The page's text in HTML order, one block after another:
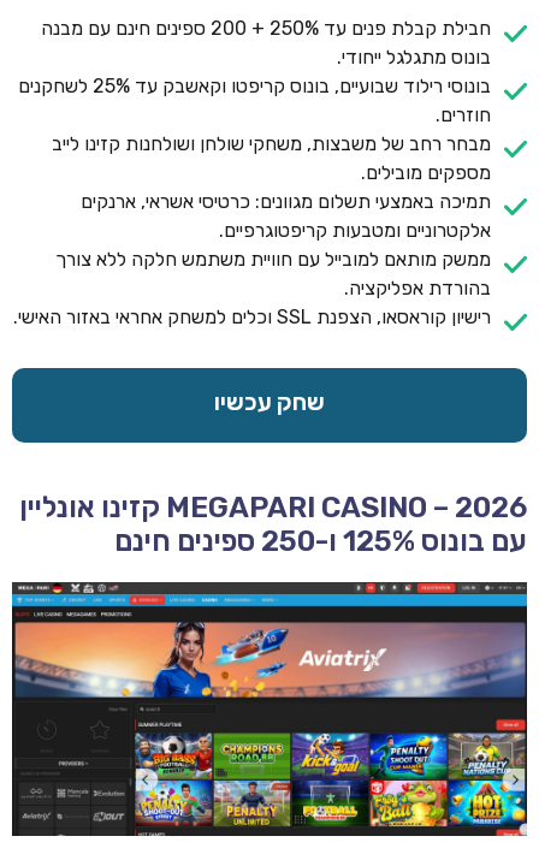
חבילת קבלת פנים עד 250% + 200 ספינים חינם עם מבנה
בונוס מתגלגל ייחודי.
בונוסי רילוד שבועיים, בונוס קריפטו וקאשבק עד 25% לשחקנים
חוזרים.
מבחר רחב של משבצות, משחקי שולחן ושולחנות קזינו לייב
מספקים מובילים.
תמיכה באמצעי תשלום מגוונים: כרטיסי אשראי, ארנקים
אלקטרוניים ומטבעות קריפטוגרפיים.
ממשק מותאם למובייל עם חוויית משתמש חלקה ללא צורך
בהורדת אפליקציה.
רישיון קוראסאו, הצפנת SSL וכלים למשחק אחראי באזור האישי.
שחק עכשיו
MEGAPARI CASINO – 2026 קזינו אונליין
עם בונוס 125% ו-250 ספינים חינם